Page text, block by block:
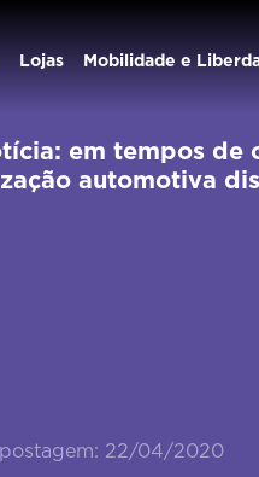
Lojas Mobilidade e
em tempos de
automotiva
22/04/2020